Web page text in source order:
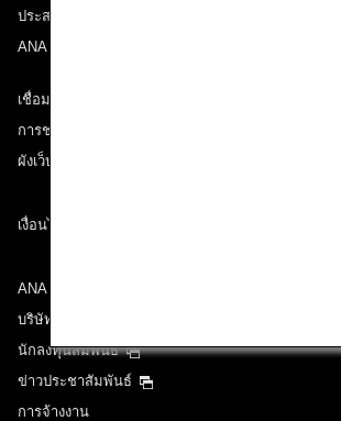
ประสบการณ์ ANA
ANA Mileage Club
เชื่อมต่อกับ ANA
การช่วยเหลือด้านเทคนิค (ความสามารถในการเข้าถึง)
ผังเว็บไซต์
เงื่อนไขการขนส่ง
ANA Group
บริษัทในเครือ
นักลงทุนสัมพันธ์
ข่าวประชาสัมพันธ์
การจ้างงาน